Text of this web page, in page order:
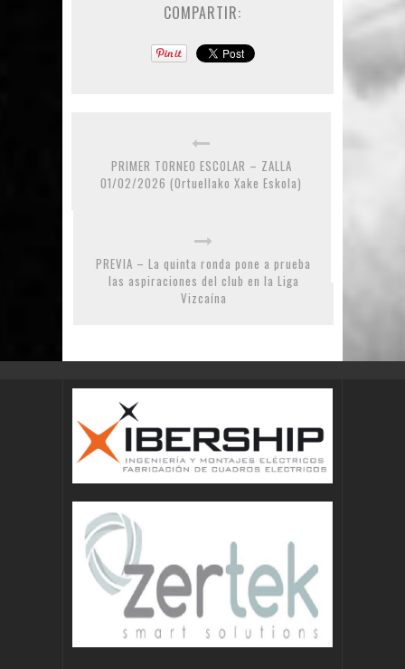
COMPARTIR:
PRIMER TORNEO ESCOLAR – ZALLA
01/02/2026 (Ortuellako Xake Eskola)
PREVIA – La quinta ronda pone a prueba
las aspiraciones del club en la Liga
Vizcaína